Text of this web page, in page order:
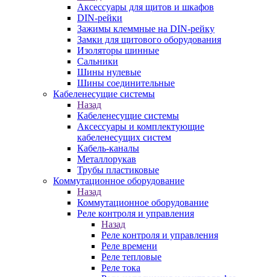
Аксессуары для щитов и шкафов
DIN-рейки
Зажимы клеммные на DIN-рейку
Замки для щитового оборудования
Изоляторы шинные
Сальники
Шины нулевые
Шины соединительные
Кабеленесущие системы
Назад
Кабеленесущие системы
Аксессуары и комплектующие
кабеленесущих систем
Кабель-каналы
Металлорукав
Трубы пластиковые
Коммутационное оборудование
Назад
Коммутационное оборудование
Реле контроля и управления
Назад
Реле контроля и управления
Реле времени
Реле тепловые
Реле тока